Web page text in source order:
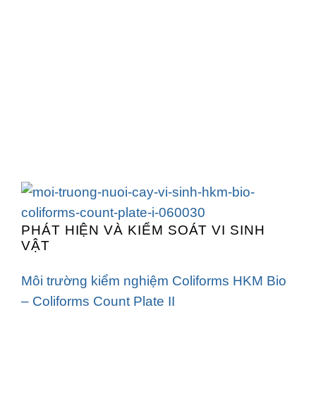
PHÁT HIỆN VÀ KIỂM SOÁT VI SINH
VẬT
Môi trường kiểm nghiệm Coliforms HKM Bio
– Coliforms Count Plate II